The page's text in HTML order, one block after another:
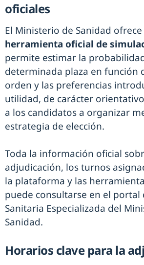
oficiales
El Ministerio de Sanidad
herramienta oficial de
permite estimar la
determinada plaza en función
orden y las preferencias
utilidad, de carácter
a los candidatos a organizar
estrategia de elección.
Toda la información oficial
adjudicación, los turnos
la plataforma y las
puede consultarse en el portal
Sanitaria Especializada del
Sanidad.
Horarios clave para la